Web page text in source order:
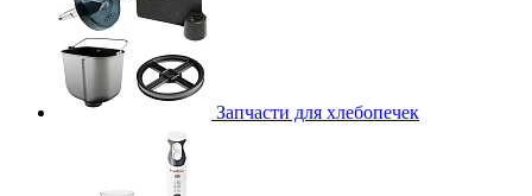
Запчасти для хлебопечек